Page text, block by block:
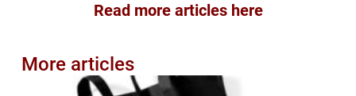
Read more articles here
More articles